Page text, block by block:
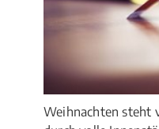
Weihnachten steht